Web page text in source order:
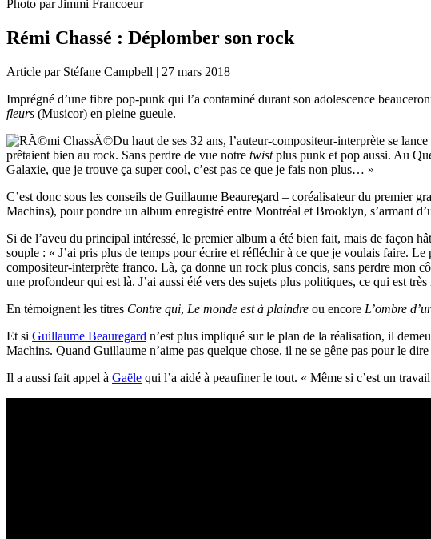
Photo par Jimmi Francoeur
Rémi Chassé : Déplomber son rock
Article par Stéfane Campbell | 27 mars 2018
Imprégné d’une fibre pop-punk qui l’a contaminé durant son adolescence
fleurs (Musicor) en pleine gueule.
Du haut de ses 32 ans, l’auteur-compositeur-interprète se
prêtaient bien au rock. Sans perdre de vue notre twistplus punk et pop aussi. Au
Galaxie, que je trouve ça super cool, c’est pas ce que je fais non plus… »
C’est donc sous les conseils de Guillaume Beauregard – coréalisateur du premier
Machins), pour pondre un album enregistré entre Montréal et Brooklyn, s’armant
Si de l’aveu du principal intéressé, le premier album a été bien fait, mais de façon
souple : « J’ai pris plus de temps pour écrire et réfléchir à ce que je voulais faire.
compositeur-interprète franco. Là, ça donne un rock plus concis, sans perdre mon
une profondeur qui est là. J’ai aussi été vers des sujets plus politiques, ce qui est
En témoignent les titres Contre qui, Le monde est à plaindre ou encore L’ombre
Et si Guillaume Beauregard n’est plus impliqué sur le plan de la réalisation, il
Machins. Quand Guillaume n’aime pas quelque chose, il ne se gêne pas pour le
Il a aussi fait appel à Gaële qui l’a aidé à peaufiner le tout. « Même si c’est un